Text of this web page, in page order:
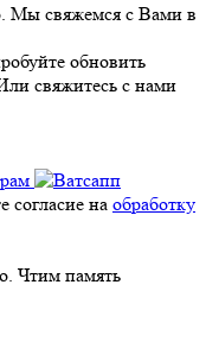
Мы свяжемся с Вами в
обновить
свяжитесь с нами
согласие на обработку
Чтим память